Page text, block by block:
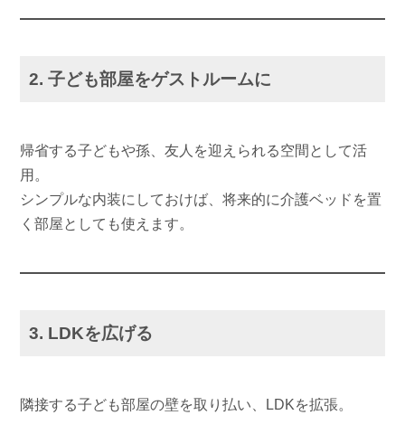
2. 子ども部屋をゲストルームに
帰省する子どもや孫、友人を迎えられる空間として活
用。
シンプルな内装にしておけば、将来的に介護ベッドを置
く部屋としても使えます。
3. LDKを広げる
隣接する子ども部屋の壁を取り払い、LDKを拡張。